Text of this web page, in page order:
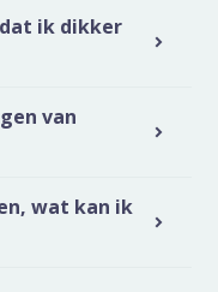
ik dikker
van
wat kan ik